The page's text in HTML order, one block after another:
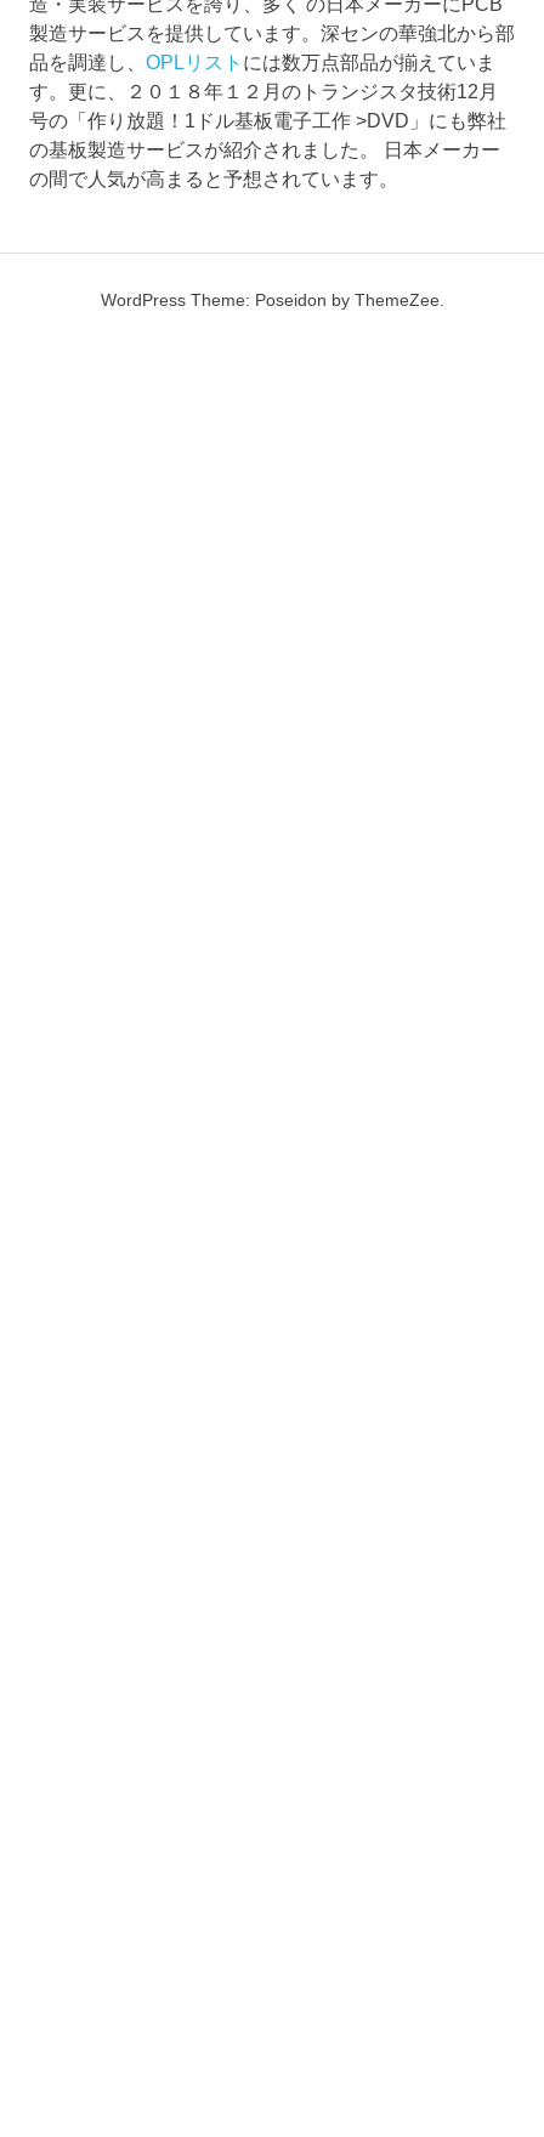
製造サービスを提供しています。深センの華強北から部
品を調達し、 OPLリスト には数万点部品が揃えていま
す。更に、２０１８年１２月のトランジスタ技術12月
号の「作り放題！1ドル基板電子工作 >DVD」にも弊社
の基板製造サービスが紹介されました。 日本メーカー
の間で人気が高まると予想されています。
WordPress Theme: Poseidon by ThemeZee